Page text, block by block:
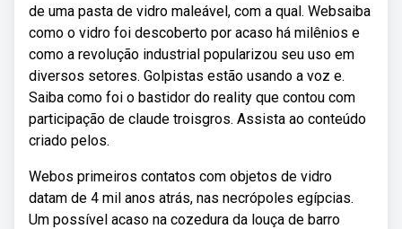
de uma pasta de vidro maleável, com a qual. Websaiba
como o vidro foi descoberto por acaso há milênios e
como a revolução industrial popularizou seu uso em
diversos setores. Golpistas estão usando a voz e.
Saiba como foi o bastidor do reality que contou com
participação de claude troisgros. Assista ao conteúdo
criado pelos.
Webos primeiros contatos com objetos de vidro
datam de 4 mil anos atrás, nas necrópoles egípcias.
Um possível acaso na cozedura da louça de barro